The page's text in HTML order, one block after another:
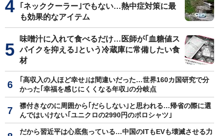
｢ネッククーラー｣でもない…熱中症対策に最
も効果的なアイテム
味噌汁に入れて食べるだけ…医師が｢血糖値ス
パイクを抑える｣という冷蔵庫に常備したい食
材
｢高収入の人ほど幸せ｣は間違いだった…世界160カ国研究で分
かった｢幸福を感じにくくなる年収｣の分岐点
襟付きなのに周囲から｢だらしない｣と思われる…帰省の際に選
んではいけない｢ユニクロの2990円のポロシャツ｣
だから習近平は心底焦っている…中国のITもEVも壊滅させる力